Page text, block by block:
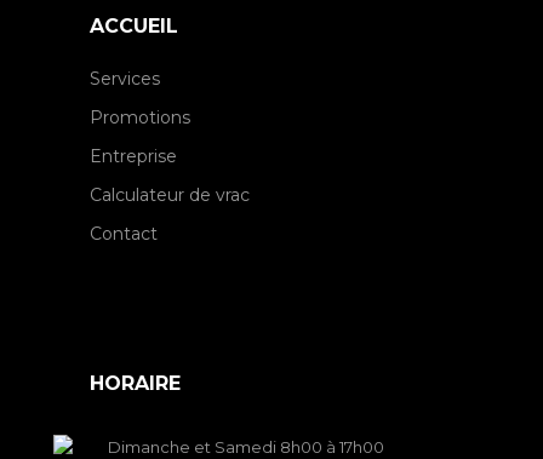
ACCUEIL
Services
Promotions
Entreprise
Calculateur de vrac
Contact
HORAIRE
Dimanche et Samedi 8h00 à 17h00